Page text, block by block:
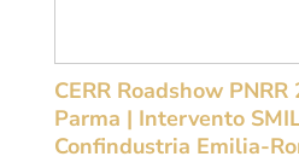
CERR Roadshow
Parma | Intervento
Confindustria Emilia-